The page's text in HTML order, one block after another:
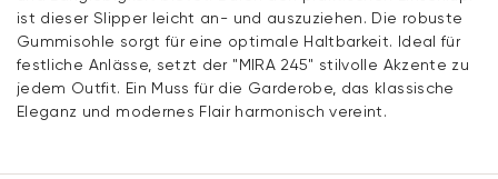
ist dieser Slipper leicht an- und auszuziehen. Die robuste
Gummisohle sorgt für eine optimale Haltbarkeit. Ideal für
festliche Anlässe, setzt der "MIRA 245" stilvolle Akzente zu
jedem Outfit. Ein Muss für die Garderobe, das klassische
Eleganz und modernes Flair harmonisch vereint.